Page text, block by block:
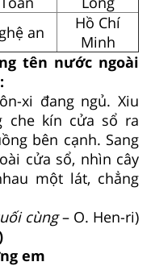
an
Hồ Chí
Minh
tên nước ngoài
xi đang ngủ. Xiu
che kín cửa sổ ra
bên cạnh. Sang
cửa sổ, nhìn cây
một lát, chẳng
cùng– O. Hen-ri)
em